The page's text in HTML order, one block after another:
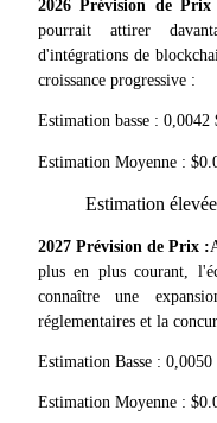
Investissement
Obtenez des
2026 Prévision de Prix
pourrait attirer
d'intégrations de
croissance progressive :
Estimation basse : 0,0042
Estimation Moyenne :
Estimation
2027 Prévision de Prix :
plus en plus courant,
connaître une
réglementaires et la
Estimation Basse : 0,0050
Estimation Moyenne :